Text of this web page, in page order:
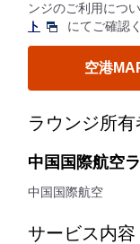
ンジのご利用につい
ト
にてご確認
空港
ラウンジ所有
中国国際航空
中国国際航空
サービス内容